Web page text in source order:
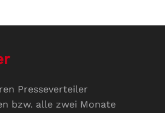
Presseverteiler
bzw. alle zwei Monate